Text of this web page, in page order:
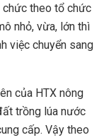
chức theo tổ chức
nhỏ, vừa, lớn thì
việc chuyển sang
của HTX nông
trồng lúa nước
cấp. Vậy theo